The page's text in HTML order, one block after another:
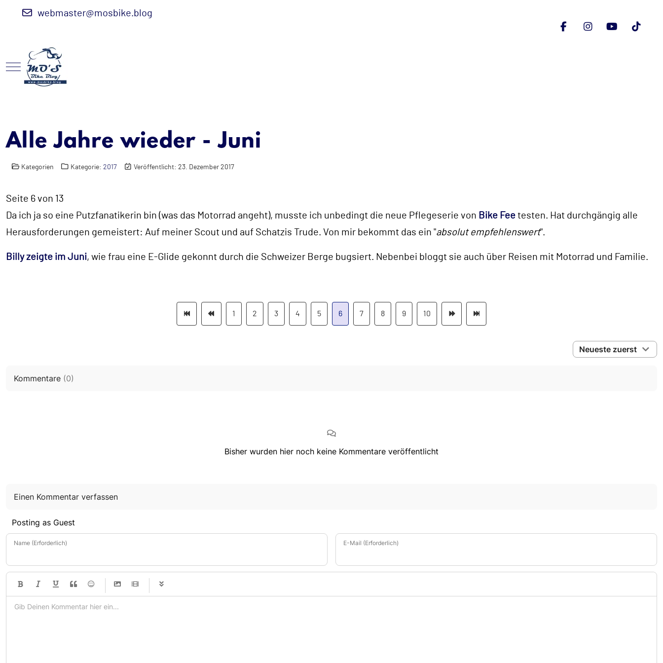
webmaster@mosbike.blog
Mobile Menu Toggle
Alle Jahre wieder - Juni
Kategorien Kategorie: 2017 Veröffentlicht: 23. Dezember 2017
Seite 6 von 13
Da ich ja so eine Putzfanatikerin bin (was das Motorrad angeht), musste ich unbedingt die neue Pflegeserie von Bike Fee testen. Hat durchgängig alle
Herausforderungen gemeistert: Auf meiner Scout und auf Schatzis Trude. Von mir bekommt das ein "absolut empfehlenswert".
Billy zeigte im Juni, wie frau eine E-Glide gekonnt durch die Schweizer Berge bugsiert. Nebenbei bloggt sie auch über Reisen mit Motorrad und Familie.
1 2 3 4 5 6 7 8 9 10
Neueste zuerst
Kommentare (0)
Bisher wurden hier noch keine Kommentare veröffentlicht
Einen Kommentar verfassen
Posting as Guest
Name (Erforderlich) E-Mail (Erforderlich)
-
-
-